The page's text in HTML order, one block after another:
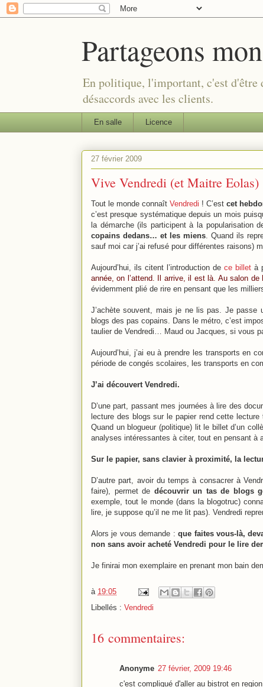
Partageons
En politique, l'important, c'est d'être
désaccords avec les clients.
En salle Licence
27 février 2009
Vive Vendredi (et Maitre Eolas)
Tout le monde connaît Vendredi ! C’est cet
c’est presque systématique depuis un mois
la démarche (ils participent à la popularisation
copains dedans… et les miens . Quand ils
sauf moi car j’ai refusé pour différentes raisons)
Aujourd’hui, ils citent l’introduction de ce billetà
année, on l’attend. Il arrive, il est là. Au salon
évidemment plié de rire en pensant que les
J’achète souvent, mais je ne lis pas. Je
blogs des pas copains. Dans le métro, c’est
taulier de Vendredi… Maud ou Jacques, si vous
Aujourd’hui, j’ai eu à prendre les transports en
période de congés scolaires, les transports en
J’ai découvert Vendredi.
D’une part, passant mes journées à lire des
lecture des blogs sur le papier rend cette
Quand un blogueur (politique) lit le billet d’un
analyses intéressantes à citer, tout en pensant à
Sur le papier, sans clavier à proximité, la
D’autre part, avoir du temps à consacrer à
faire), permet de découvrir un tas de blogs
exemple, tout le monde (dans la blogotruc)
lire, je suppose qu’il ne me lit pas). Vendredi
Alors je vous demande :que faites vous-là,
non sans avoir acheté Vendredi pour le lire
Je finirai mon exemplaire en prenant mon bain
à 19:05
Libellés : Vendredi
16 commentaires:
Anonyme 27 février, 2009 19:46
c'est compliqué d'aller au bistrot en region